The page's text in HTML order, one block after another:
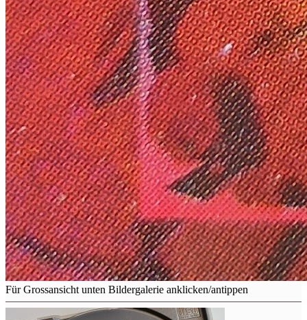
Für Grossansicht unten Bildergalerie anklicken/antippen